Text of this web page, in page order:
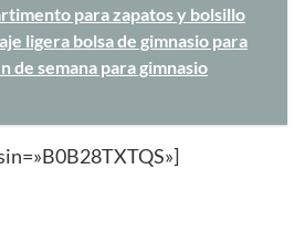
para zapatos y bolsillo
ligera bolsa de gimnasio para
de semana para gimnasio